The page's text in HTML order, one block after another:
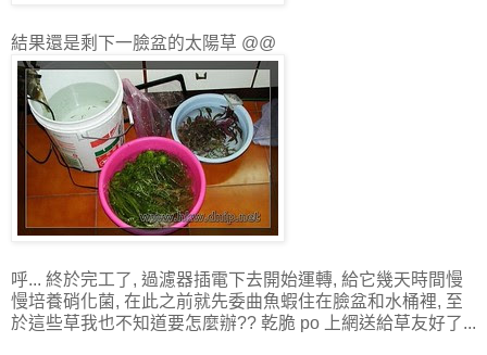
結果還是剩下一臉盆的太陽草 @@
呼... 終於完工了, 過濾器插電下去開始運轉, 給它幾天時間慢
慢培養硝化菌, 在此之前就先委曲魚蝦住在臉盆和水桶裡, 至
於這些草我也不知道要怎麼辦?? 乾脆 po 上網送給草友好了...